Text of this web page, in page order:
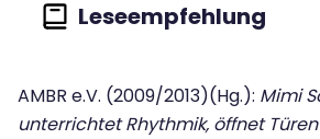
AMBR e.V. (2009/2013)(Hg.): Mimi
unterrichtet Rhythmik, öffnet